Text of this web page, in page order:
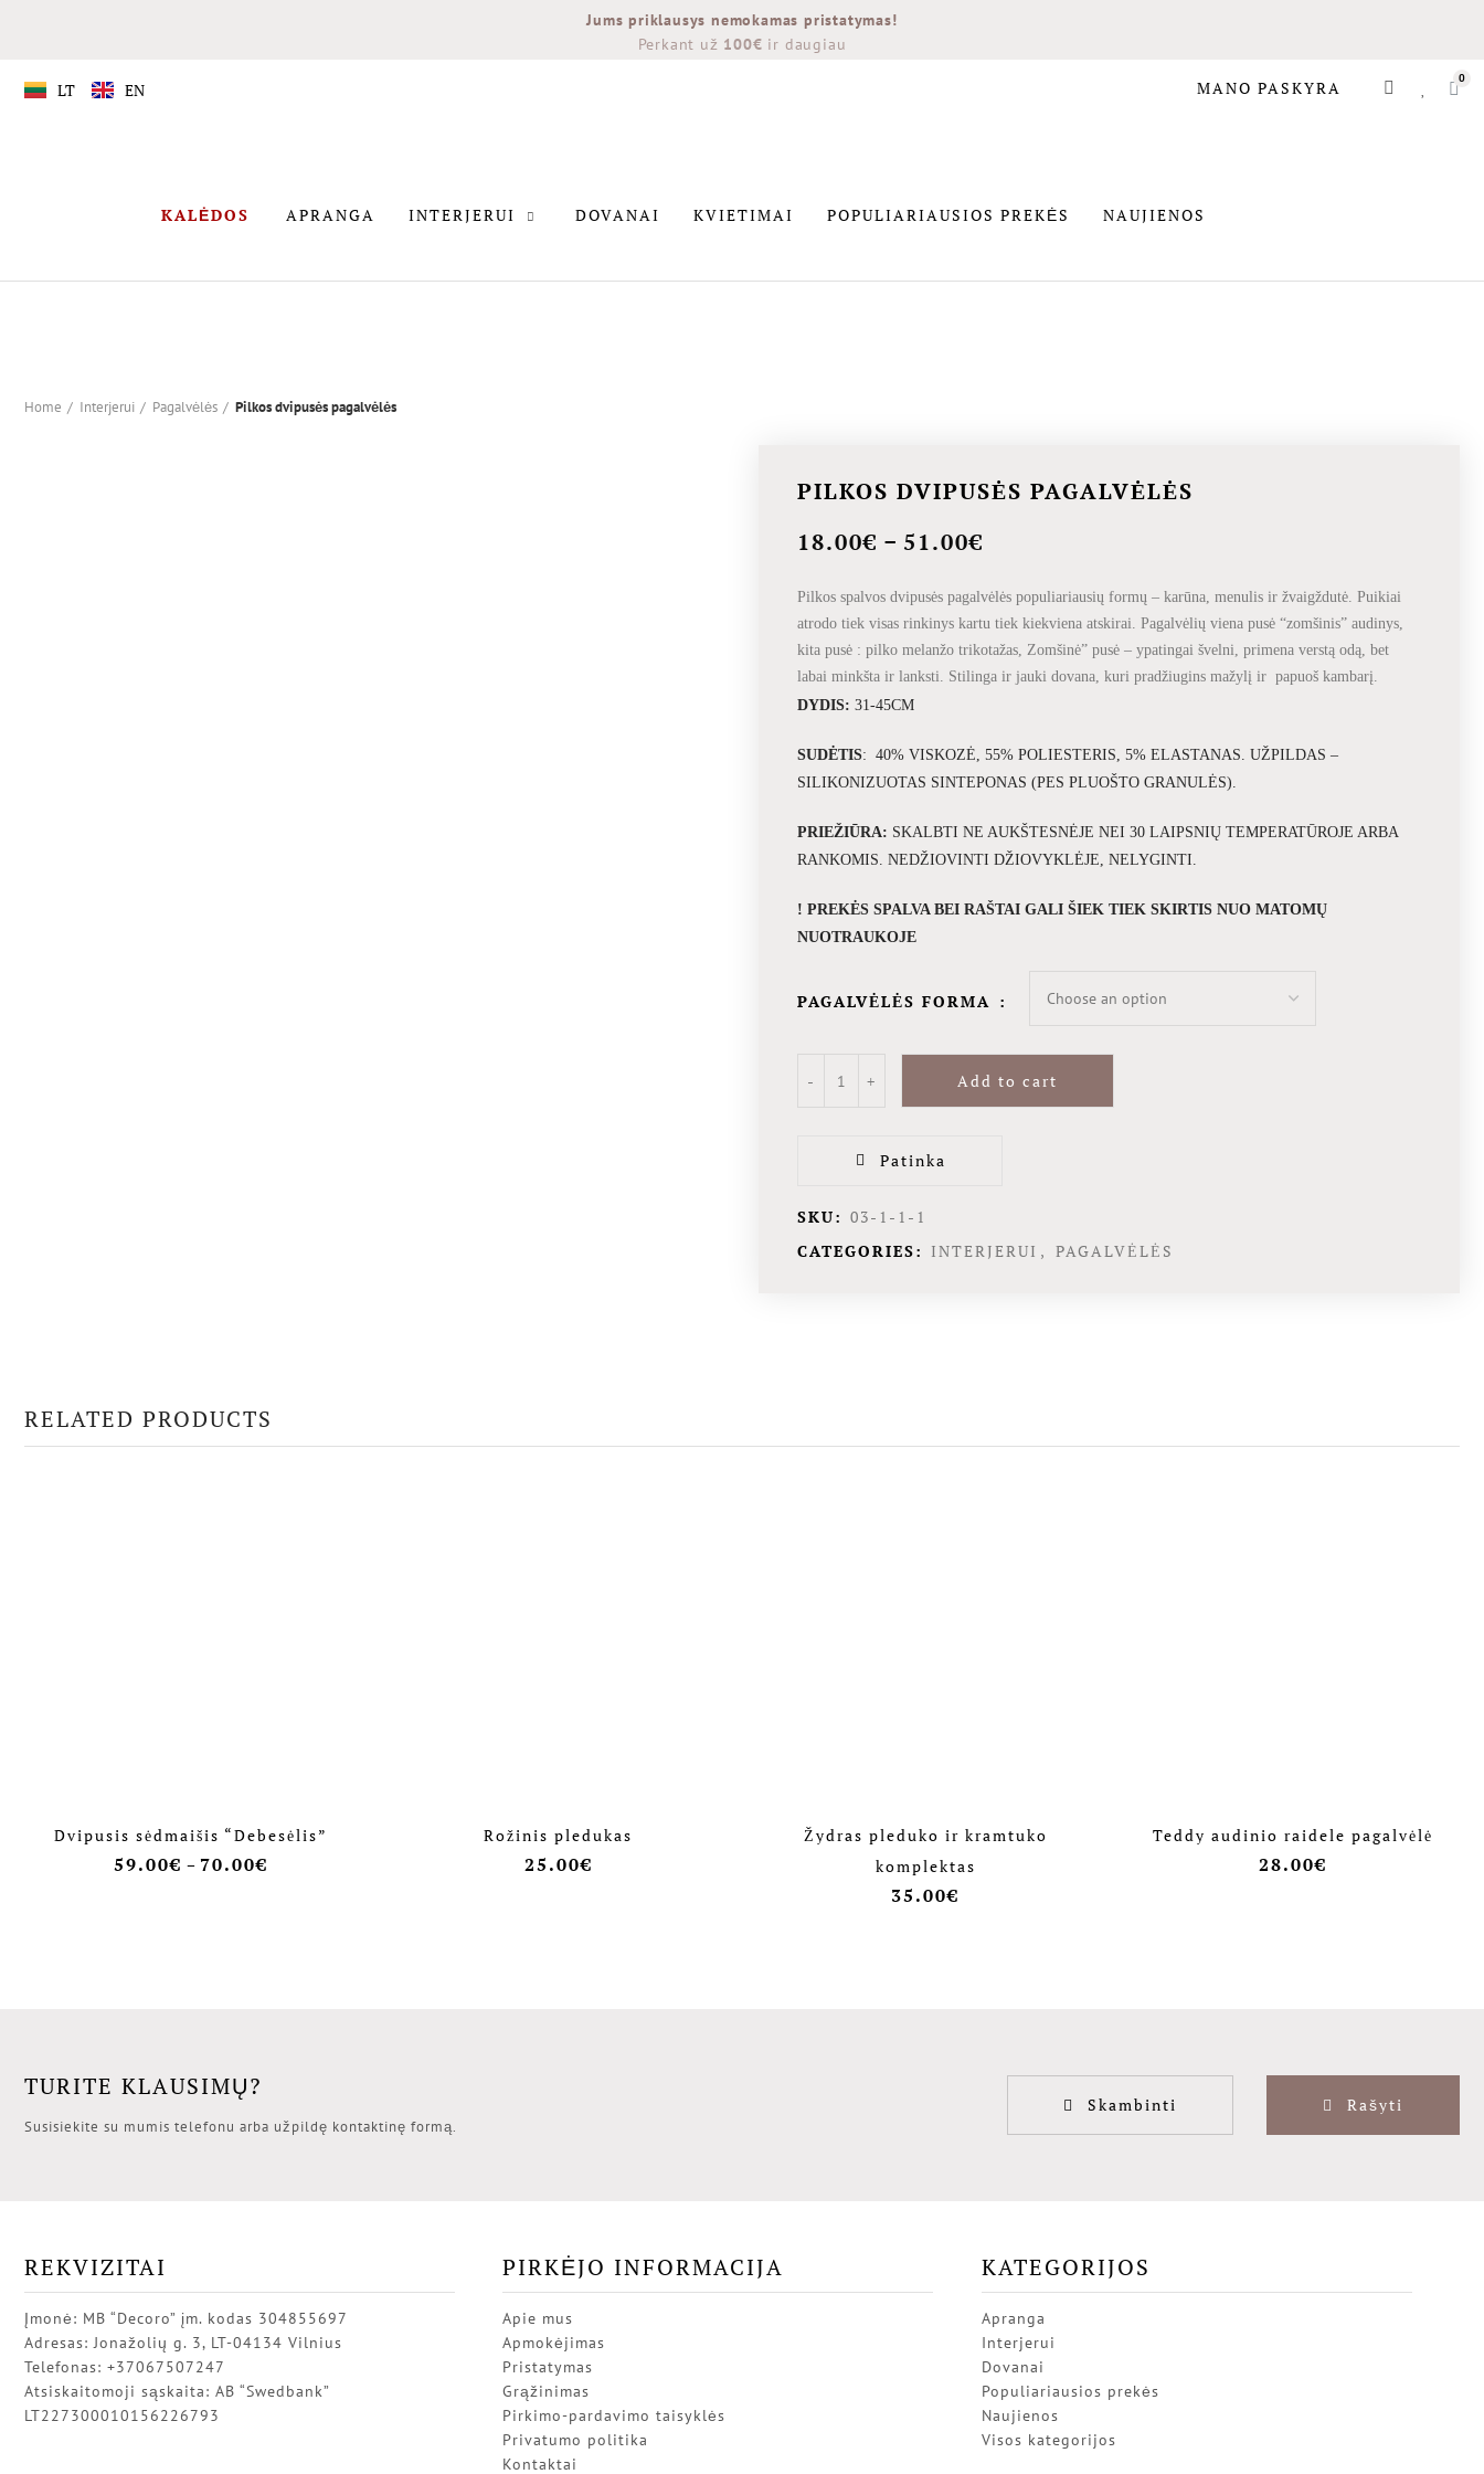
Jums priklausys nemokamas pristatymas!
Perkant už 100€ ir daugiau
LT EN MANO PASKYRA
KALĖDOS APRANGA INTERJERUI DOVANAI KVIETIMAI POPULIARIAUSIOS PREKĖS NAUJIENOS
KALĖDOS
APRANGA INTERJERUI DOVANAI KVIETIMAI
POPULIARIAUSIOS PREKĖS
Home Interjerui Pagalvėlės Pilkos dvipusės pagalvėlės
PILKOS DVIPUSĖS PAGALVĖLĖS
18.00€ – 51.00€
Pilkos spalvos dvipusės pagalvėlės populiariausių formų – karūna, menulis ir žvaigždutė. Puikiai
atrodo tiek visas rinkinys kartu tiek kiekviena atskirai. Pagalvėlių viena pusė “zomšinis” audinys,
kita pusė : pilko melanžo trikotažas, Zomšinė” pusė – ypatingai švelni, primena verstą odą, bet
labai minkšta ir lanksti. Stilinga ir jauki dovana, kuri pradžiugins mažylį ir papuoš kambarį.
DYDIS: 31-45CM
SUDĖTIS: 40% VISKOZĖ, 55% POLIESTERIS, 5% ELASTANAS. UŽPILDAS –
SILIKONIZUOTAS SINTEPONAS (PES PLUOŠTO GRANULĖS).
PRIEŽIŪRA: SKALBTI NE AUKŠTESNĖJE NEI 30 LAIPSNIŲ TEMPERATŪROJE ARBA
RANKOMIS. NEDŽIOVINTI DŽIOVYKLĖJE, NELYGINTI.
! PREKĖS SPALVA BEI RAŠTAI GALI ŠIEK TIEK SKIRTIS NUO MATOMŲ
NUOTRAUKOJE
PAGALVĖLĖS FORMA
Add to cart
Patinka
SKU: 03-1-1-1
CATEGORIES: INTERJERUI , PAGALVĖLĖS
RELATED PRODUCTS
Dvipusis sėdmaišis “Debesėlis”
59.00€ –70.00€
Rožinis pledukas
25.00€
Žydras pleduko ir kramtuko
komplektas
35.00€
Teddy audinio raidele pagalvėlė
28.00€
TURITE KLAUSIMŲ?
Susisiekite su mumis telefonu arba užpildę kontaktinę formą.
Skambinti Rašyti
REKVIZITAI
Įmonė: MB “Decoro” įm. kodas 304855697
Adresas: Jonažolių g. 3, LT-04134 Vilnius
Telefonas: +37067507247
Atsiskaitomoji sąskaita: AB “Swedbank”
LT227300010156226793
PIRKĖJO INFORMACIJA
Apie mus
Apmokėjimas
Pristatymas
Grąžinimas
Pirkimo-pardavimo taisyklės
Privatumo politika
Kontaktai
KATEGORIJOS
Apranga
Interjerui
Dovanai
Populiariausios prekės
Naujienos
Visos kategorijos